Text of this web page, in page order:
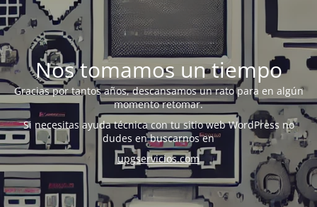
Nos tomamos un tiempo
Gracias por tantos años, descansamos un rato para en algún
momento retomar.
Si necesitas ayuda técnica con tu sitio web WordPress no
dudes en buscarnos en
upgservicios.com